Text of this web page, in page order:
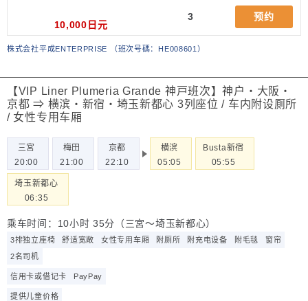
株式会社平成ENTERPRISE （班次号碼：HE008601 ）
10,000日元
3 预约
【VIP Liner Plumeria Grande 神戸班次】神户・大阪・
京都 ⇒ 横滨・新宿・埼玉新都心 3列座位 / 车内附设厠所
/ 女性专用车厢
三宮
20:00
梅田
21:00
京都
22:10
横滨
05:05
Busta新宿
05:55
埼玉新都心
06:35
乘车时间：10小时 35分（三宮～埼玉新都心）
3排独立座椅 舒适宽敞 女性专用车厢 附厕所 附充电设备 附毛毯
窗帘
2名司机
信用卡或借记卡 PayPay
提供儿童价格